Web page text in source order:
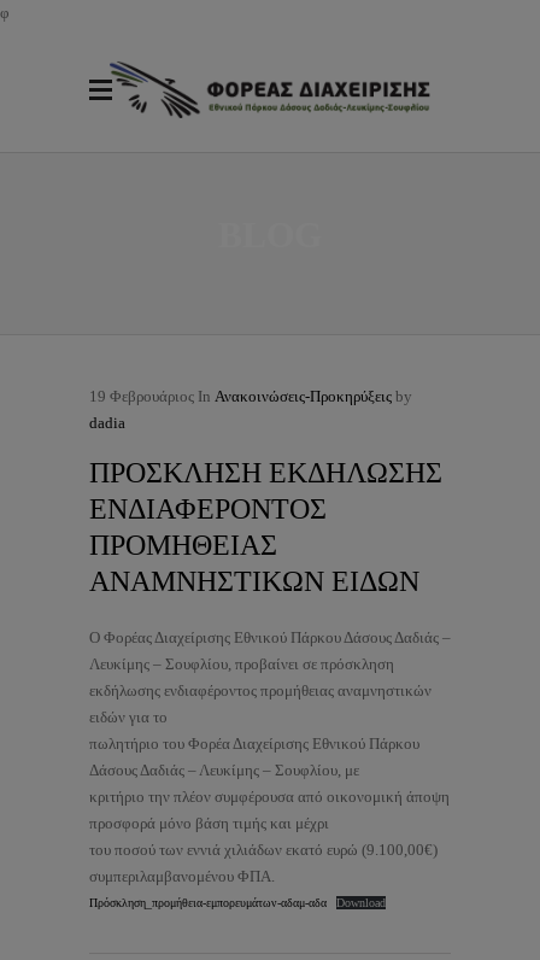
φ
19 Φεβρουάριος In Ανακοινώσεις-Προκηρύξεις by
dadia
ΠΡΟΣΚΛΗΣΗ ΕΚΔΗΛΩΣΗΣ
ΕΝΔΙΑΦΕΡΟΝΤΟΣ
ΠΡΟΜΗΘΕΙΑΣ
ΑΝΑΜΝΗΣΤΙΚΩΝ ΕΙΔΩΝ
Ο Φορέας Διαχείρισης Εθνικού Πάρκου Δάσους Δαδιάς –
Λευκίμης – Σουφλίου, προβαίνει σε πρόσκληση
εκδήλωσης ενδιαφέροντος προμήθειας αναμνηστικών
ειδών για το
πωλητήριο του Φορέα Διαχείρισης Εθνικού Πάρκου
Δάσους Δαδιάς – Λευκίμης – Σουφλίου, με
κριτήριο την πλέον συμφέρουσα από οικονομική άποψη
προσφορά μόνο βάση τιμής και μέχρι
του ποσού των εννιά χιλιάδων εκατό ευρώ (9.100,00€)
συμπεριλαμβανομένου ΦΠΑ.
Πρόσκληση_προμήθεια-εμπορευμάτων-αδαμ-αδα Download